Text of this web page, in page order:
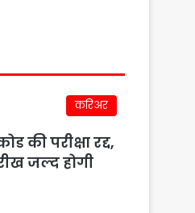
करिअर
की परीक्षा रद्द,
जल्द होगी